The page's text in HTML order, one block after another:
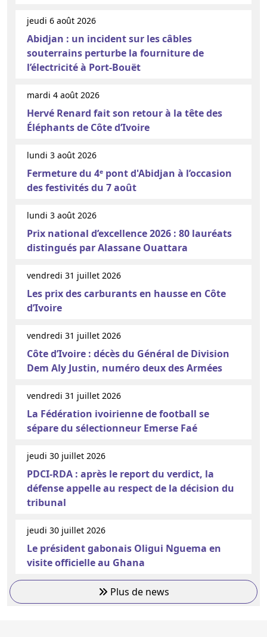
jeudi 6 août 2026
Abidjan : un incident sur les câbles
souterrains perturbe la fourniture de
l’électricité à Port-Bouët
mardi 4 août 2026
Hervé Renard fait son retour à la tête des
Éléphants de Côte d’Ivoire
lundi 3 août 2026
Fermeture du 4ᵉ pont d'Abidjan à l’occasion
des festivités du 7 août
lundi 3 août 2026
Prix national d’excellence 2026 : 80 lauréats
distingués par Alassane Ouattara
vendredi 31 juillet 2026
Les prix des carburants en hausse en Côte
d’Ivoire
vendredi 31 juillet 2026
Côte d’Ivoire : décès du Général de Division
Dem Aly Justin, numéro deux des Armées
vendredi 31 juillet 2026
La Fédération ivoirienne de football se
sépare du sélectionneur Emerse Faé
jeudi 30 juillet 2026
PDCI-RDA : après le report du verdict, la
défense appelle au respect de la décision du
tribunal
jeudi 30 juillet 2026
Le président gabonais Oligui Nguema en
visite officielle au Ghana
Plus de news